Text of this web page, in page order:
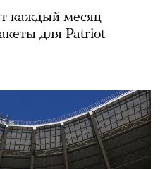
каждый месяц
для Patriot